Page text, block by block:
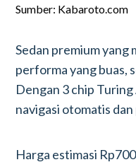
Sumber: Kabaroto.com
Sedan premium
performa yang buas,
Dengan 3 chip
navigasi otomatis
Harga estimasi